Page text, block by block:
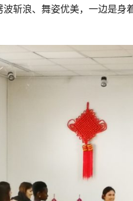
斩浪、舞姿优美，一边是